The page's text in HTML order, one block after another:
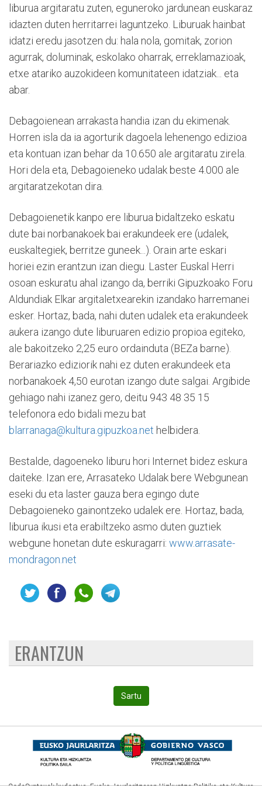
liburua argitaratu zuten, eguneroko jardunean euskaraz
idazten duten herritarrei laguntzeko. Liburuak hainbat
idatzi eredu jasotzen du: hala nola, gomitak, zorion
agurrak, doluminak, eskolako oharrak, erreklamazioak,
etxe atariko auzokideen komunitateen idatziak... eta
abar.
Debagoienean arrakasta handia izan du ekimenak.
Horren isla da ia agorturik dagoela lehenengo edizioa
eta kontuan izan behar da 10.650 ale argitaratu zirela.
Hori dela eta, Debagoieneko udalak beste 4.000 ale
argitaratzekotan dira.
Debagoienetik kanpo ere liburua bidaltzeko eskatu
dute bai norbanakoek bai erakundeek ere (udalek,
euskaltegiek, berritze guneek...). Orain arte eskari
horiei ezin erantzun izan diegu. Laster Euskal Herri
osoan eskuratu ahal izango da, berriki Gipuzkoako Foru
Aldundiak Elkar argitaletxearekin izandako harremanei
esker. Hortaz, bada, nahi duten udalek eta erakundeek
aukera izango dute liburuaren edizio propioa egiteko,
ale bakoitzeko 2,25 euro ordainduta (BEZa barne).
Berariazko ediziorik nahi ez duten erakundeek eta
norbanakoek 4,50 eurotan izango dute salgai. Argibide
gehiago nahi izanez gero, deitu 943 48 35 15
telefonora edo bidali mezu bat
blarranaga@kultura.gipuzkoa.net helbidera.
Bestalde, dagoeneko liburu hori Internet bidez eskura
daiteke. Izan ere, Arrasateko Udalak bere Webgunean
eseki du eta laster gauza bera egingo dute
Debagoieneko gainontzeko udalek ere. Hortaz, bada,
liburua ikusi eta erabiltzeko asmo duten guztiek
webgune honetan dute eskuragarri: www.arrasate-
mondragon.net
ERANTZUN
Sartu